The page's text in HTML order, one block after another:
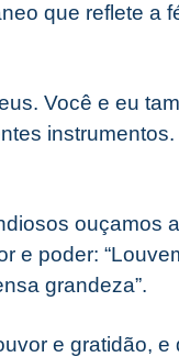
que reflete a
Você e eu
instrumentos.
ouçamos
e poder:
grandeza”.
e gratidão, e